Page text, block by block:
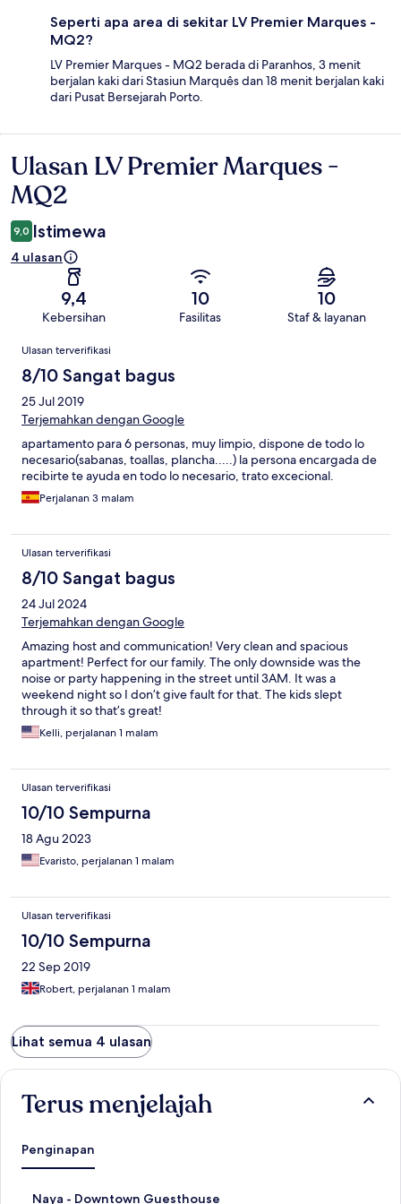
Seperti apa area di sekitar LV Premier Marques -
MQ2?
LV Premier Marques - MQ2 berada di Paranhos, 3 menit
berjalan kaki dari Stasiun Marquês dan 18 menit berjalan kaki
dari Pusat Bersejarah Porto.
Ulasan
Ulasan LV Premier Marques -
MQ2
9,0 Istimewa
4 ulasan
9,4
Kebersihan
10
Fasilitas
10
Staf & layanan
Ulasan
Ulasan terverifikasi
8/10 Sangat bagus
25 Jul 2019
Terjemahkan dengan Google
apartamento para 6 personas, muy limpio, dispone de todo lo
necesario(sabanas, toallas, plancha.....) la persona encargada de
recibirte te ayuda en todo lo necesario, trato excecional.
Perjalanan 3 malam
Ulasan terverifikasi
8/10 Sangat bagus
24 Jul 2024
Terjemahkan dengan Google
Amazing host and communication! Very clean and spacious
apartment! Perfect for our family. The only downside was the
noise or party happening in the street until 3AM. It was a
weekend night so I don’t give fault for that. The kids slept
through it so that’s great!
Kelli, perjalanan 1 malam
Ulasan terverifikasi
10/10 Sempurna
18 Agu 2023
Evaristo, perjalanan 1 malam
Ulasan terverifikasi
10/10 Sempurna
22 Sep 2019
Robert, perjalanan 1 malam
Lihat semua 4 ulasan
Terus menjelajah
Penginapan
Naya - Downtown Guesthouse
T